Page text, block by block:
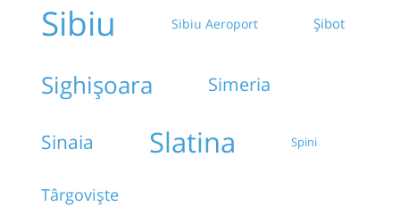
Sibiu Sibiu Aeroport Șibot
Sighișoara Simeria
Sinaia Slatina Spini
Târgoviște